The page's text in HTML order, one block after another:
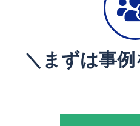
＼まずは事